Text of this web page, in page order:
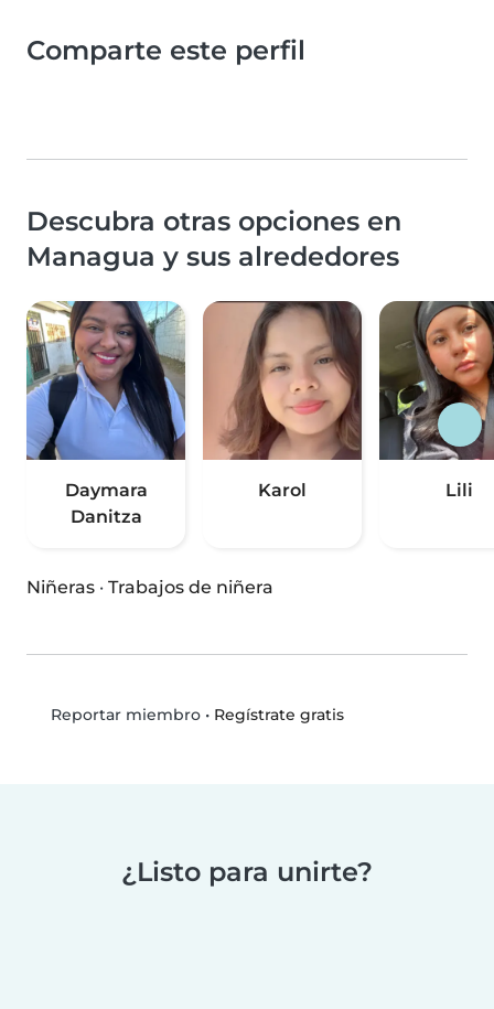
Comparte este perfil
Descubra otras opciones en
Managua y sus alrededores
Daymara
Danitza
Karol Lili
Niñeras · Trabajos de niñera
Reportar miembro• Regístrate gratis
¿Listo para unirte?